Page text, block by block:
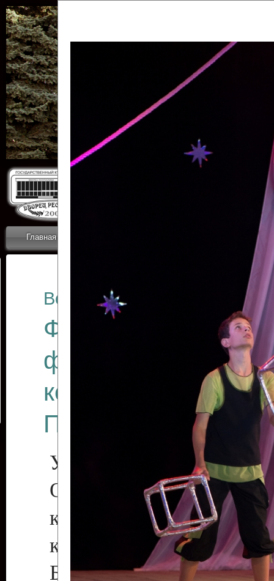
Главная
ОТЧЕТЫ ГКЦ
Все отчеты
Финал
фестиваля
коллективов
Приднестровского
Участники фестиваля:
Образцовый
коллектив
культуры с.
Бендеры ,